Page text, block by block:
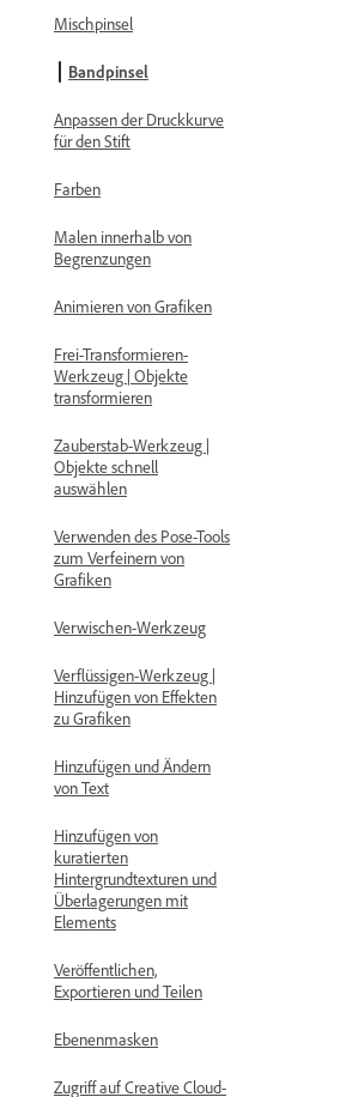
Mischpinsel
Bandpinsel
Anpassen der Druckkurve
für den Stift
Farben
Malen innerhalb von
Begrenzungen
Animieren von Grafiken
Frei-Transformieren-
Werkzeug | Objekte
transformieren
Zauberstab-Werkzeug |
Objekte schnell
auswählen
Verwenden des Pose-Tools
zum Verfeinern von
Grafiken
Verwischen-Werkzeug
Verflüssigen-Werkzeug |
Hinzufügen von Effekten
zu Grafiken
Hinzufügen und Ändern
von Text
Hinzufügen von
kuratierten
Hintergrundtexturen und
Überlagerungen mit
Elements
Veröffentlichen,
Exportieren und Teilen
Ebenenmasken
Zugriff auf Creative Cloud-